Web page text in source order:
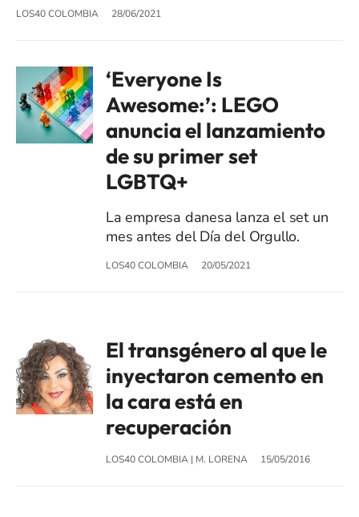
LOS40 COLOMBIA 28/06/2021
‘Everyone Is
Awesome:’: LEGO
anuncia el lanzamiento
de su primer set
LGBTQ+
La empresa danesa lanza el set un
mes antes del Día del Orgullo.
LOS40 COLOMBIA 20/05/2021
El transgénero al que le
inyectaron cemento en
la cara está en
recuperación
LOS40 COLOMBIA | M. LORENA 15/05/2016